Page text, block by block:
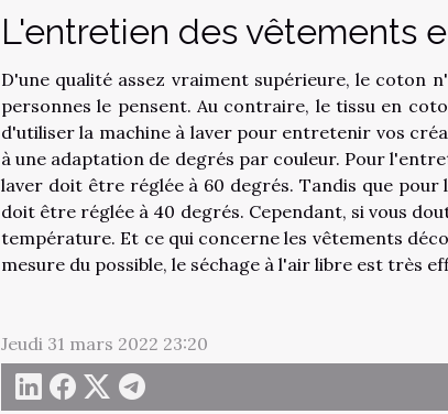
L'entretien des vêtements
D'une qualité assez vraiment supérieure, le coton
personnes le pensent. Au contraire, le tissu en
d'utiliser la machine à laver pour entretenir vos
à une adaptation de degrés par couleur. Pour
laver doit être réglée à 60 degrés. Tandis que pour
doit être réglée à 40 degrés. Cependant, si vous
température. Et ce qui concerne les vêtements
mesure du possible, le séchage à l'air libre est très
Jeudi 31 mars 2022 23:20